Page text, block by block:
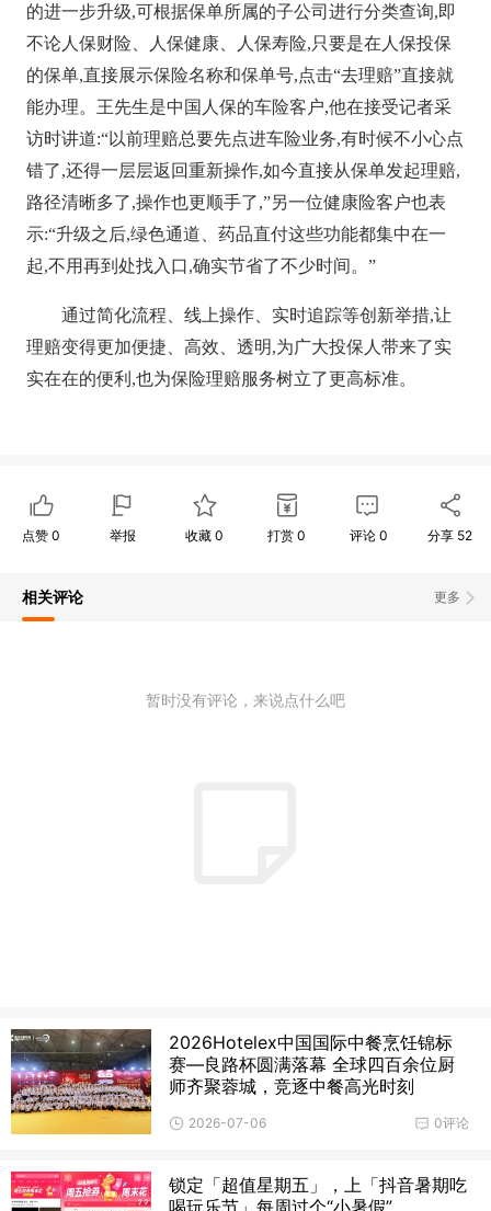
的进一步升级,可根据保单所属的子公司进行分类查询,即
不论人保财险、人保健康、人保寿险,只要是在人保投保
的保单,直接展示保险名称和保单号,点击“去理赔”直接就
能办理。王先生是中国人保的车险客户,他在接受记者采
访时讲道:“以前理赔总要先点进车险业务,有时候不小心点
错了,还得一层层返回重新操作,如今直接从保单发起理赔,
路径清晰多了,操作也更顺手了,”另一位健康险客户也表
示:“升级之后,绿色通道、药品直付这些功能都集中在一
起,不用再到处找入口,确实节省了不少时间。”
通过简化流程、线上操作、实时追踪等创新举措,让
理赔变得更加便捷、高效、透明,为广大投保人带来了实
实在在的便利,也为保险理赔服务树立了更高标准。
点赞 0 举报 收藏0 打赏 0 评论 0 分享 52
更多
相关评论
暂时没有评论，来说点什么吧
2026Hotelex中国国际中餐烹饪锦标
赛—良路杯圆满落幕 全球四百余位厨
师齐聚蓉城，竞逐中餐高光时刻
0评论
2026-07-06
锁定「超值星期五」，上「抖音暑期吃
喝玩乐节」每周过个“小暑假”